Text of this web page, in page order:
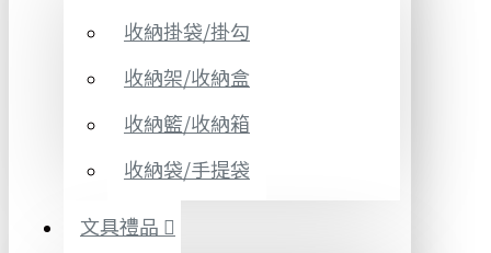
收納掛袋/掛勾
收納架/收納盒
收納籃/收納箱
收納袋/手提袋
文具禮品